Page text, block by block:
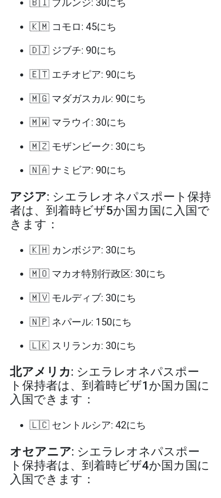
🇧🇮 ブルンジ: 30にち
🇰🇲 コモロ: 45にち
🇩🇯 ジブチ: 90にち
🇪🇹 エチオピア: 90にち
🇲🇬 マダガスカル: 90にち
🇲🇼 マラウイ: 30にち
🇲🇿 モザンビーク: 30にち
🇳🇦 ナミビア: 90にち
アジア: シエラレオネパスポート保持
者は、到着時ビザ5か国カ国に入国で
きます：
🇰🇭 カンボジア: 30にち
🇲🇴 マカオ特別行政区: 30にち
🇲🇻 モルディブ: 30にち
🇳🇵 ネパール: 150にち
🇱🇰 スリランカ: 30にち
北アメリカ: シエラレオネパスポー
ト保持者は、到着時ビザ1か国カ国に
入国できます：
🇱🇨 セントルシア: 42にち
オセアニア: シエラレオネパスポー
ト保持者は、到着時ビザ4か国カ国に
入国できます：